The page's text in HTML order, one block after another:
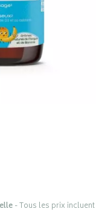
- Tous les prix incluent